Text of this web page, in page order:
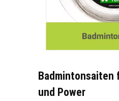
Badmintonsaiten
und Power